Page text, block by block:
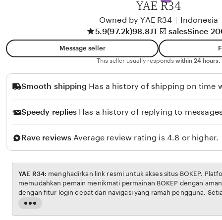
l
o
YAE R34
Owned by YAE R34
Indonesia
5.9(97.2k)98.8JT ☑️ salesSince
Message seller
This seller usually responds within 24 hours.
Smooth shipping Has a history of shipping on time
Speedy replies Has a history of replying to
Rave reviews Average review rating is 4.8 or higher.
Read
the
YAE R34:
memudahkan pemain menikmati permainan BOKEP dengan aman dan transparan, lengkap
dengan fitur login cepat dan navigasi yang ramah pengguna. Setiap transaksi dijamin
aman, sementara update hasil dan informasi permainan selalu tersedia secara real-time.